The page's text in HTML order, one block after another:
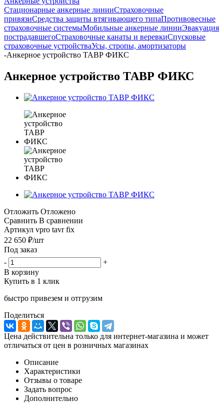
Стационарные анкерные линииСтраховочные
привязиСредства защиты втягивающего типаПротивовесные
страховочные системыМобильные анкерные линииЭвакуация
пострадавшегоСтраховочные канаты и веревкиСпусковые
страховочные устройстваУсы, стропы, амортизаторы
-Анкерное устройство ТАВР ФИКС
Анкерное устройство ТАВР ФИКС
Отложить Отложено
Сравнить В сравнении
Артикул vpro tavr fix
22 650 ₽/шт
Под заказ
-
+
В корзину
Купить в 1 клик
быстро привезем и отгрузим
Поделиться
Цена действительна только для интернет-магазина и может
отличаться от цен в розничных магазинах
Описание
Характеристики
Отзывы о товаре
Задать вопрос
Дополнительно